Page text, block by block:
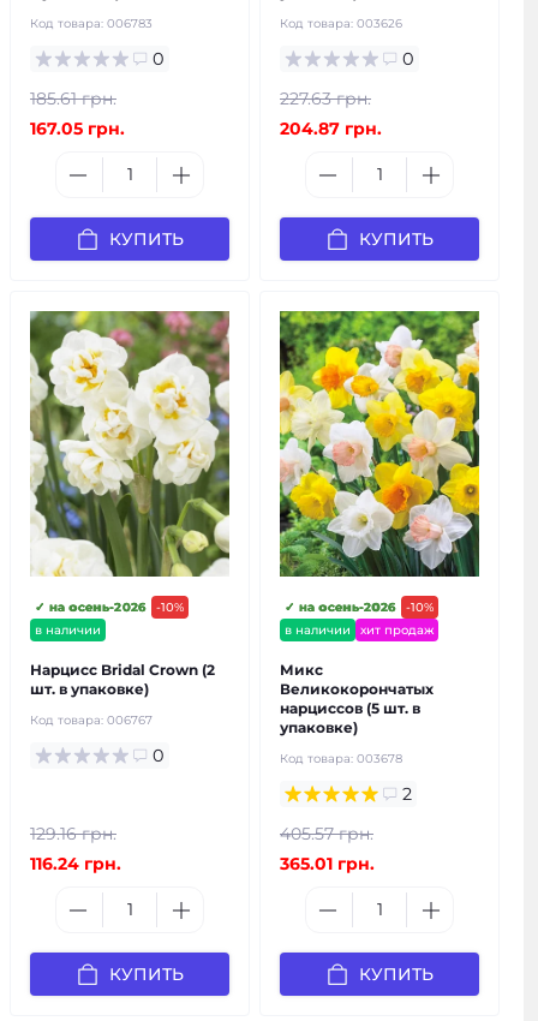
Код товара: 006783
0
185.61 грн.
167.05 грн.
КУПИТЬ
Код товара: 003626
0
227.63 грн.
204.87 грн.
КУПИТЬ
-10%
в наличии
✓ на осень-2026
Нарцисс Bridal Crown (2
шт. в упаковке)
Код товара: 006767
0
129.16 грн.
116.24 грн.
КУПИТЬ
-10%
в наличии
✓ на осень-2026
хит продаж
Микс
Великокорончатых
нарциссов (5 шт. в
упаковке)
Код товара: 003678
2
405.57 грн.
365.01 грн.
КУПИТЬ